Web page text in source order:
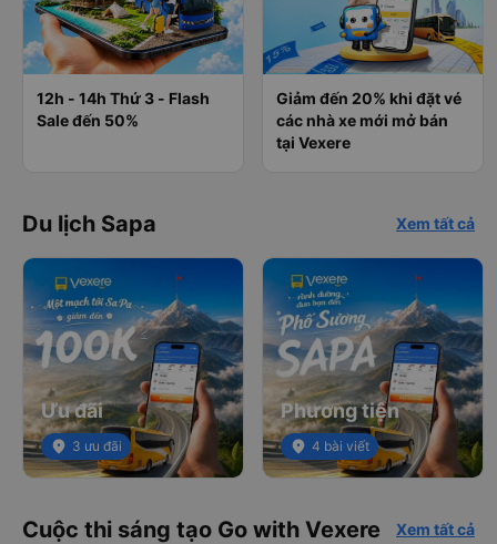
12h - 14h Thứ 3 - Flash
Sale đến 50%
Giảm đến 20% khi đặt vé
các nhà xe mới mở bán
tại Vexere
Du lịch Sapa Xem tất cả
Ưu đãi
place 3 ưu đãi
Phương tiện
place 4 bài viết
Cuộc thi sáng tạo Go with Vexere Xem tất cả